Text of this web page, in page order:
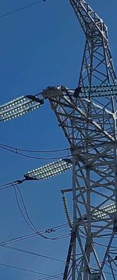
на
течение суток 30 мая в